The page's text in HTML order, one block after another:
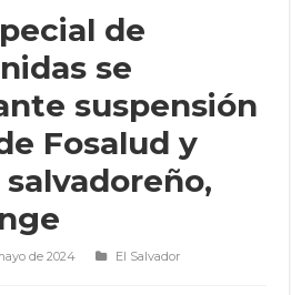
de
se
suspensión
Fosalud y
de 2024
El Salvador